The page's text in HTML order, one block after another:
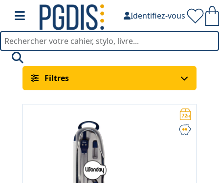
Identifiez-vous
Mesure & Traçage —
Filtres